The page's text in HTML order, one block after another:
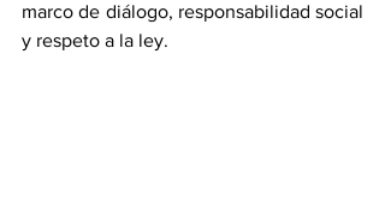
marco de diálogo, responsabilidad social
y respeto a la ley.